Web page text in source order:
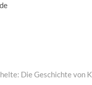
Die Geschichte von